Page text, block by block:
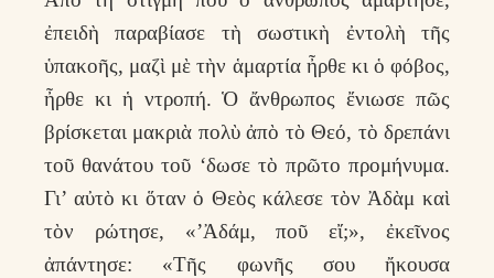
ἐπειδὴ παραβίασε τὴ σωστικὴ ἐντολὴ τῆς
ὑπακοῆς, μαζὶ μὲ τὴν ἁμαρτία ἦρθε κι ὁ φόβος,
ἦρθε κι ἡ ντροπή. Ὁ ἄνθρωπος ἔνιωσε πῶς
βρίσκεται μακριὰ πολὺ ἀπὸ τὸ Θεό, τὸ δρεπάνι
τοῦ θανάτου τοῦ ‘δωσε τὸ πρῶτο προμήνυμα.
Γι’ αὐτὸ κι ὅταν ὁ Θεὸς κάλεσε τὸν Ἀδὰμ καὶ
τὸν ρώτησε, «’Ἀδάμ, ποῦ εἴ;», ἐκεῖνος
ἀπάντησε: «Τῆς φωνῆς σου ἤκουσα